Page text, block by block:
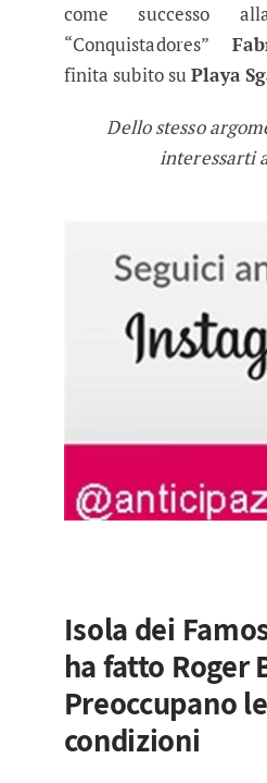
come successo
“Conquistadores”
finita subito suPlaya
Dello stesso
interessarti
Isola dei
ha fatto Roger
Preoccupano
condizioni